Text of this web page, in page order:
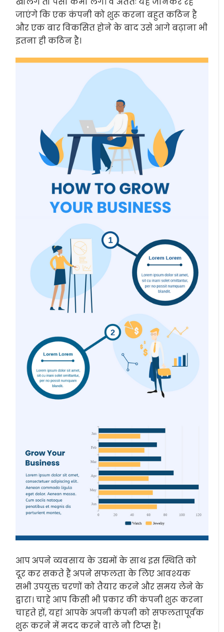
जाएंगे कि एक कंपनी को शुरू करना बहुत कठिन है
और एक बार विकसित होने के बाद उसे आगे बढ़ाना भी
इतना ही कठिन है।
आप अपने व्यवसाय के उद्यमों के साथ इस स्थिति को
दूर कर सकते हैं अपने सफलता के लिए आवश्यक
सभी उपयुक्त चरणों को तैयार करने और समय लेने के
द्वारा। चाहे आप किसी भी प्रकार की कंपनी शुरू करना
चाहते हों, यहां आपके अपनी कंपनी को सफलतापूर्वक
शुरू करने में मदद करने वाले नौ टिप्स हैं।